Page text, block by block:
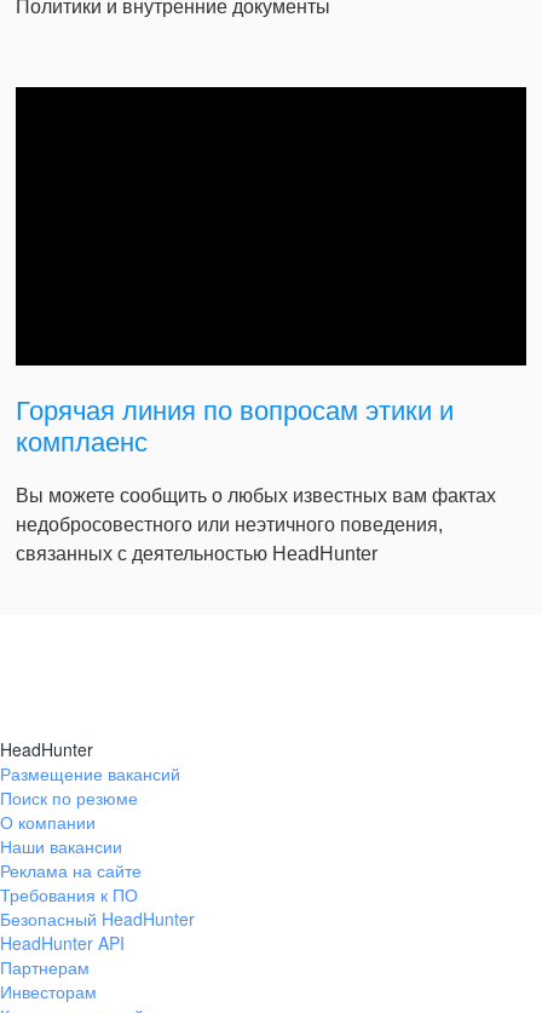
Политики и внутренние документы
Горячая линия по вопросам этики и
комплаенс
Вы можете сообщить о любых известных вам фактах
недобросовестного или неэтичного поведения,
связанных с деятельностью HeadHunter
HeadHunter
Размещение вакансий
Поиск по резюме
О компании
Наши вакансии
Реклама на сайте
Требования к ПО
Безопасный HeadHunter
HeadHunter API
Партнерам
Инвесторам